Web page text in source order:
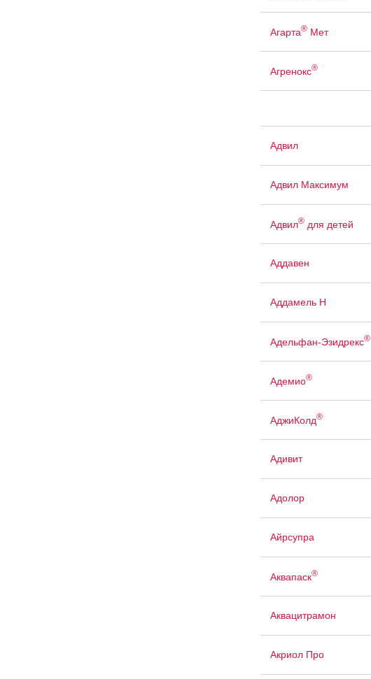
Агарта®Мет
Агренокс®
Адвил
Адвил Максимум
Адвил®для детей
Аддавен
Аддамель Н
Адельфан-Эзидрекс®
Адемио®
АджиКолд®
Адивит
Адолор
Айрсупра
Аквапаск®
Аквацитрамон
Акриол Про